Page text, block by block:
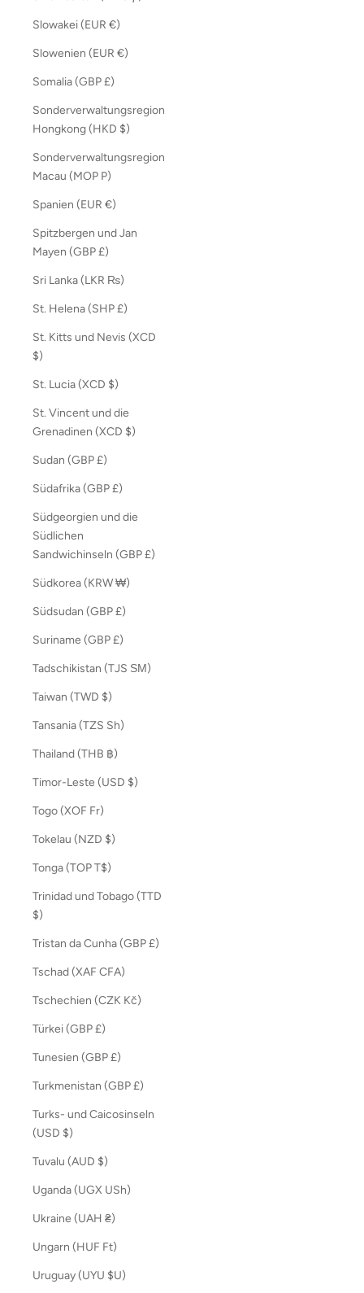
Slowakei (EUR €)
Slowenien (EUR €)
Somalia (GBP £)
Sonderverwaltungsregion
Hongkong (HKD $)
Sonderverwaltungsregion
Macau (MOP P)
Spanien (EUR €)
Spitzbergen und Jan
Mayen (GBP £)
Sri Lanka (LKR ₨)
St. Helena (SHP £)
St. Kitts und Nevis (XCD
$)
St. Lucia (XCD $)
St. Vincent und die
Grenadinen (XCD $)
Sudan (GBP £)
Südafrika (GBP £)
Südgeorgien und die
Südlichen
Sandwichinseln (GBP £)
Südkorea (KRW ₩)
Südsudan (GBP £)
Suriname (GBP £)
Tadschikistan (TJS ЅМ)
Taiwan (TWD $)
Tansania (TZS Sh)
Thailand (THB ฿)
Timor-Leste (USD $)
Togo (XOF Fr)
Tokelau (NZD $)
Tonga (TOP T$)
Trinidad und Tobago (TTD
$)
Tristan da Cunha (GBP £)
Tschad (XAF CFA)
Tschechien (CZK Kč)
Türkei (GBP £)
Tunesien (GBP £)
Turkmenistan (GBP £)
Turks- und Caicosinseln
(USD $)
Tuvalu (AUD $)
Uganda (UGX USh)
Ukraine (UAH ₴)
Ungarn (HUF Ft)
Uruguay (UYU $U)